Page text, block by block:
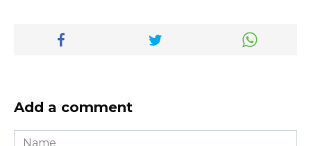
Add a comment
Name